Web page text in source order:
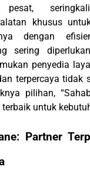
pesat,
khusus
dengan
sering
penyedia
terpercaya tidak
pilihan,
untuk
Partner